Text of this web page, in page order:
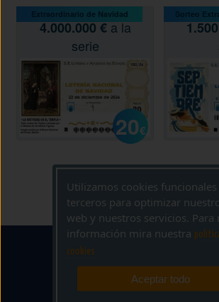
4.000.000 €a la
serie
Extraordinario de Navidad
20€
Sorteo
Utilizamos cookies funcionales
terceros para optimizar
web y nuestros servicios. Para
información mira nuestra
cookies
Aceptar todo